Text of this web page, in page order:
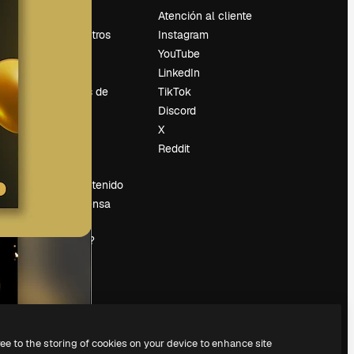
Sobre nosotros
Tendencias de
Vender contenido
Sala de prensa
magnific.ai?
Atención al cliente
Instagram
YouTube
LinkedIn
TikTok
Discord
X
Reddit
to the storing of cookies on your device to enhance site